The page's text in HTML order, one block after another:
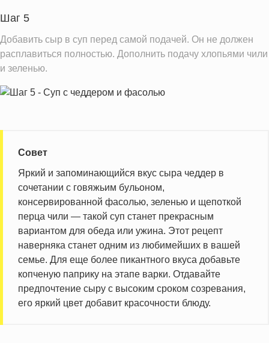
Шаг 5
Добавить сыр в суп перед самой подачей. Он не должен
расплавиться полностью. Дополнить подачу хлопьями чили
и зеленью.
Совет
Яркий и запоминающийся вкус сыра чеддер в
сочетании с говяжьим бульоном,
консервированной фасолью, зеленью и щепоткой
перца чили — такой суп станет прекрасным
вариантом для обеда или ужина. Этот рецепт
наверняка станет одним из любимейших в вашей
семье. Для еще более пикантного вкуса добавьте
копченую паприку на этапе варки. Отдавайте
предпочтение сыру с высоким сроком созревания,
его яркий цвет добавит красочности блюду.